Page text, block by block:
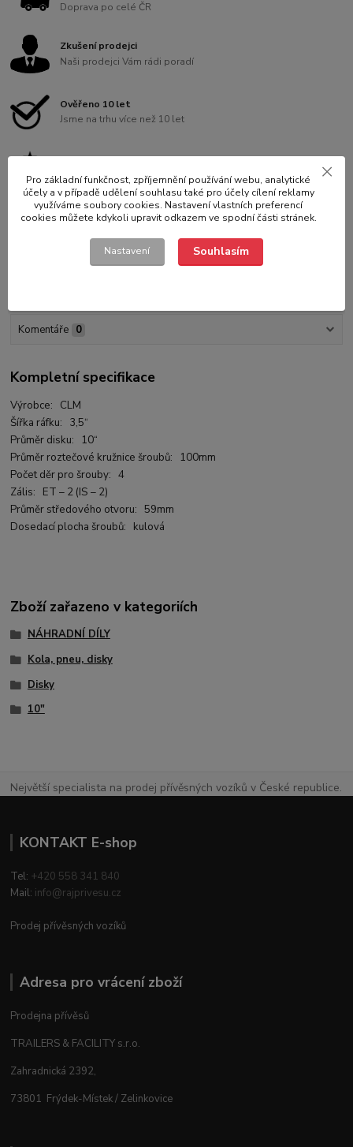
Doprava po celé ČR
Zkušení prodejci
Naši prodejci Vám rádi poradí
Ověřeno 10 let
Jsme na trhu více než 10 let
Vybíráme pro Vás to nejlepší na trhu
Kompletní specifikace
Komentáře 0
Kompletní specifikace
Výrobce: CLM
Šířka ráfku: 3,5“
Průměr disku: 10“
Průměr roztečové kružnice šroubů: 100mm
Počet děr pro šrouby: 4
Zális: ET – 2 (IS – 2)
Průměr středového otvoru: 59mm
Dosedací plocha šroubů: kulová
Zboží zařazeno v kategoriích
NÁHRADNÍ DÍLY
Kola, pneu, disky
Disky
10"
Největší specialista na prodej přívěsných vozíků v České republice.
KONTAKT E-shop
Tel: +420 558 341 840
Mail: info@rajprivesu.cz
Prodej přívěsných vozíků
Adresa pro vrácení zboží
Prodejna přívěsů
TRAILERS & FACILITY s.r.o.
Zahradnická 2392,
73801 Frýdek-Místek / Zelinkovice
Pro základní funkčnost, zpříjemnění používání webu, analytické
účely a v případě udělení souhlasu také pro účely cílení reklamy
využíváme soubory cookies. Nastavení vlastních preferencí
cookies můžete kdykoli upravit odkazem ve spodní části stránek.
Nastavení Souhlasím